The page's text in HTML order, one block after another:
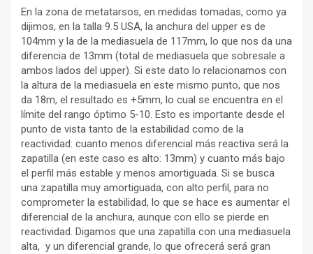
En la zona de metatarsos, en medidas tomadas, como ya
dijimos, en la talla 9.5 USA, la anchura del upper es de
104mm y la de la mediasuela de 117mm, lo que nos da una
diferencia de 13mm (total de mediasuela que sobresale a
ambos lados del upper). Si este dato lo relacionamos con
la altura de la mediasuela en este mismo punto, que nos
da 18m, el resultado es +5mm, lo cual se encuentra en el
límite del rango óptimo 5-10. Esto es importante desde el
punto de vista tanto de la estabilidad como de la
reactividad: cuanto menos diferencial más reactiva será la
zapatilla (en este caso es alto: 13mm) y cuanto más bajo
el perfil más estable y menos amortiguada. Si se busca
una zapatilla muy amortiguada, con alto perfil, para no
comprometer la estabilidad, lo que se hace es aumentar el
diferencial de la anchura, aunque con ello se pierde en
reactividad. Digamos que una zapatilla con una mediasuela
alta, y un diferencial grande, lo que ofrecerá será gran